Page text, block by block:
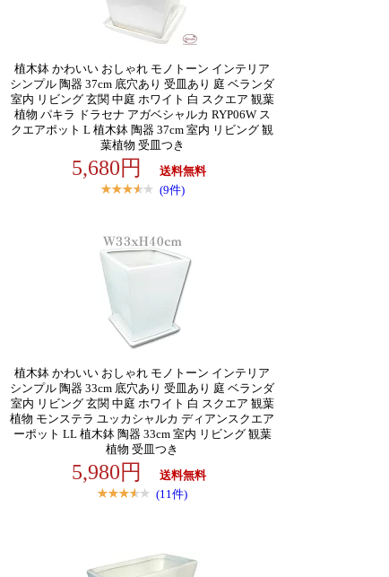
植木鉢 かわいい おしゃれ モノトーン インテリア
シンプル 陶器 37cm 底穴あり 受皿あり 庭 ベランダ
室内 リビング 玄関 中庭 ホワイト 白 スクエア 観葉
植物 パキラ ドラセナ アガベシャルカ RYP06W ス
クエアポット L 植木鉢 陶器 37cm 室内 リビング 観
葉植物 受皿つき
5,680円 送料無料
(9件)
植木鉢 かわいい おしゃれ モノトーン インテリア
シンプル 陶器 33cm 底穴あり 受皿あり 庭 ベランダ
室内 リビング 玄関 中庭 ホワイト 白 スクエア 観葉
植物 モンステラ ユッカシャルカ ディアンスクエア
ーポット LL 植木鉢 陶器 33cm 室内 リビング 観葉
植物 受皿つき
5,980円 送料無料
(11件)